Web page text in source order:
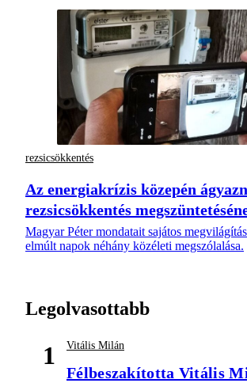
rezsicsökkentés
Az energiakrízis közepén
rezsicsökkentés
Magyar Péter mondatait sajátos
elmúlt napok néhány közéleti megszólalása.
Legolvasottabb
1 Vitális Milán
Félbeszakította Vitális